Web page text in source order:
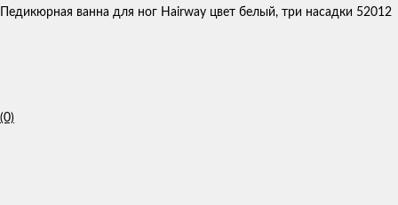
Педикюрная ванна для ног Hairway цвет белый, три насадки 52012
(0)